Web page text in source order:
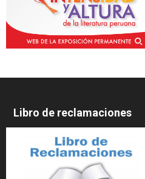
Libro de reclamaciones